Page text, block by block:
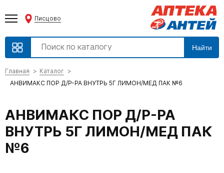
Писцово
Найти
Главная
Каталог
АНВИМАКС ПОР Д/Р-РА ВНУТРЬ 5Г ЛИМОН/МЕД ПАК №6
АНВИМАКС ПОР Д/Р-РА
ВНУТРЬ 5Г ЛИМОН/МЕД ПАК
№6